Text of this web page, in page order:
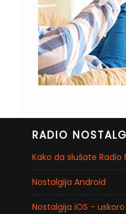
RADIO
Kako da slušate Radio
Nostalgija Android
Nostalgija iOS - uskoro